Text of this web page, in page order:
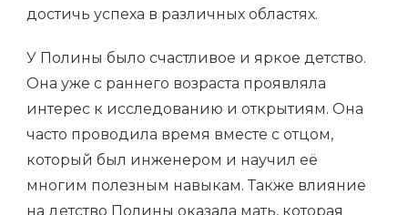
достичь успеха в различных областях.
У Полины было счастливое и яркое детство.
Она уже с раннего возраста проявляла
интерес к исследованию и открытиям. Она
часто проводила время вместе с отцом,
который был инженером и научил её
многим полезным навыкам. Также влияние
на детство Полины оказала мать, которая